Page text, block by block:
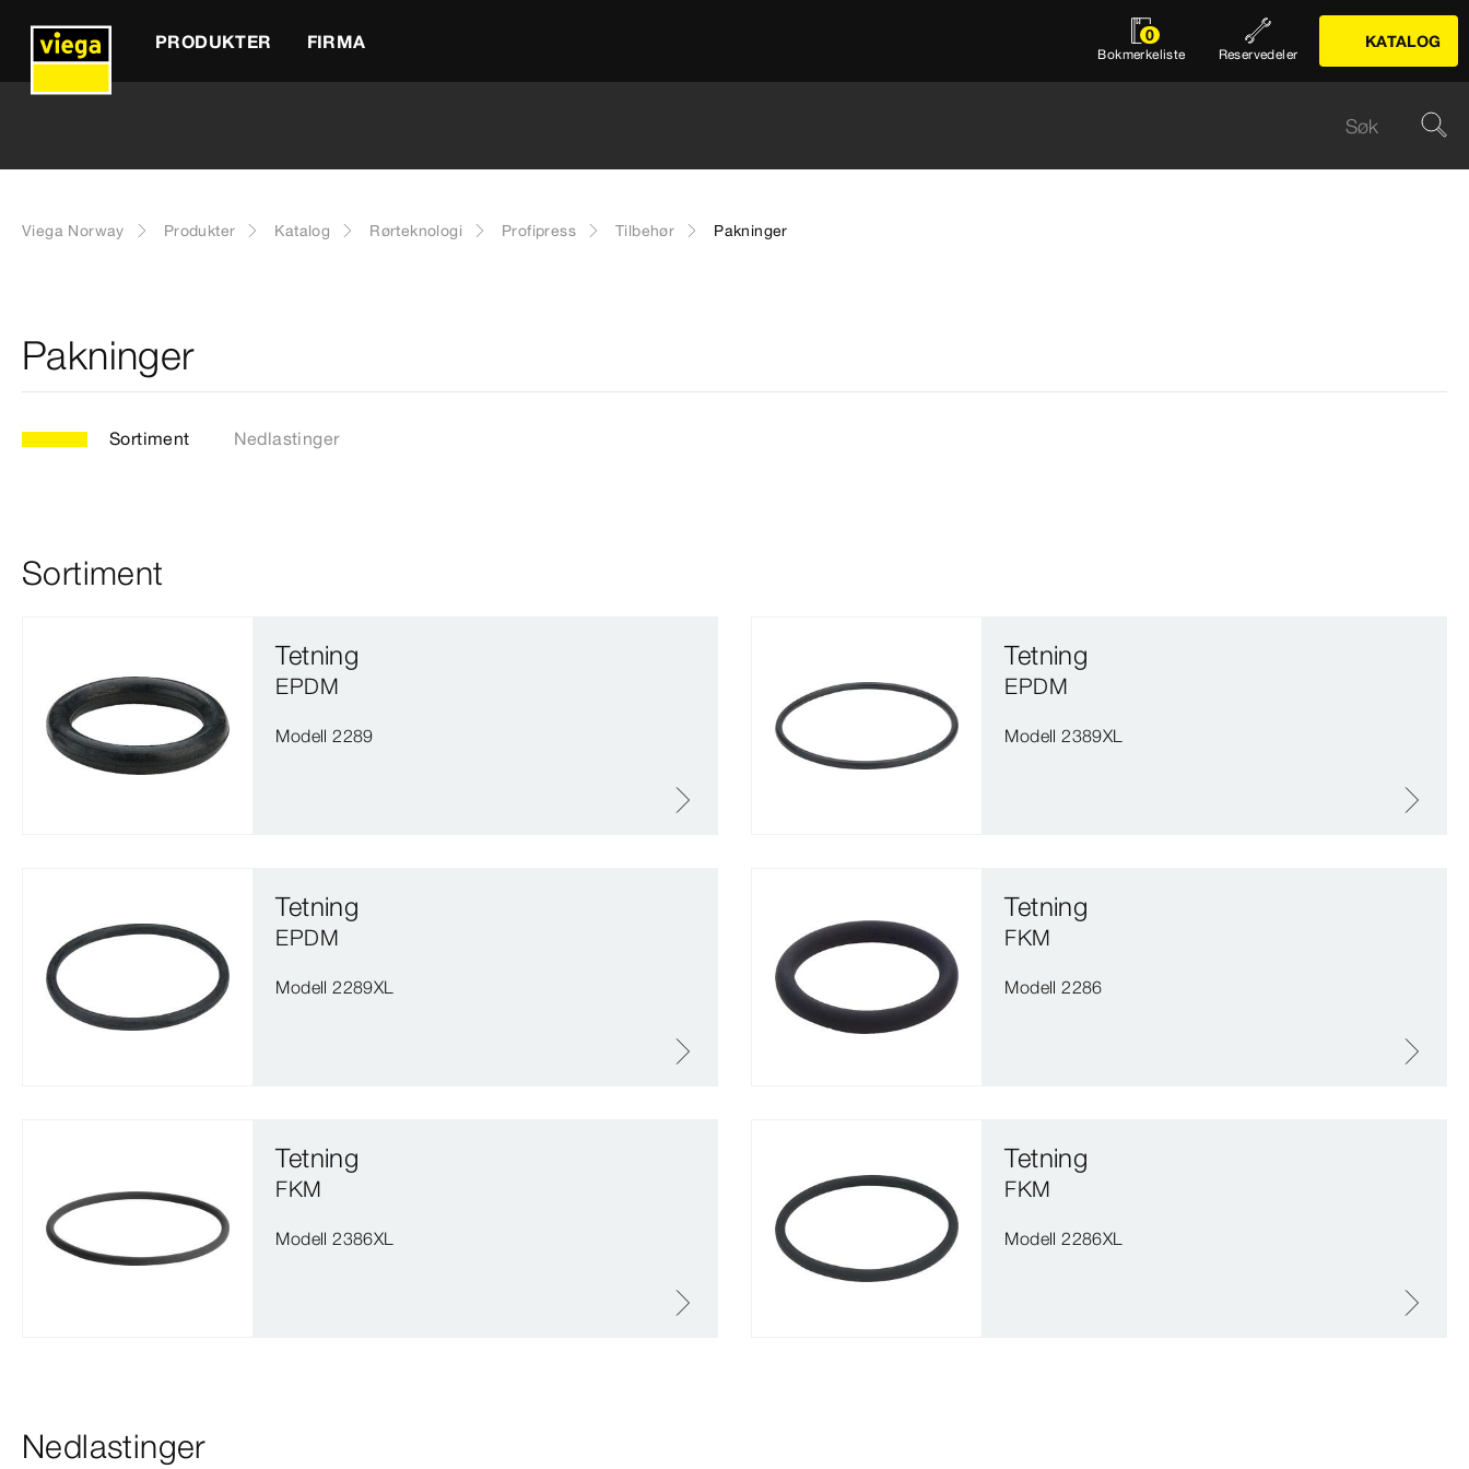
PRODUKTER FIRMA 0
Bokmerkeliste Reservedeler
KATALOG
Viega Norway Produkter Katalog Rørteknologi Profipress Tilbehør Pakninger
Pakninger
Sortiment Nedlastinger
Sortiment
Tetning
EPDM
Modell 2289
Tetning
EPDM
Modell 2389XL
Tetning
EPDM
Modell 2289XL
Tetning
FKM
Modell 2286
Tetning
FKM
Modell 2386XL
Tetning
FKM
Modell 2286XL
Nedlastinger